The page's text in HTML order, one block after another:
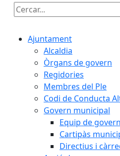
Cercar:
Ajuntament
Alcaldia
Òrgans de govern
Regidories
Membres del Ple
Codi de Conducta
Govern municipal
Equip de govern
Cartipàs
Directius i